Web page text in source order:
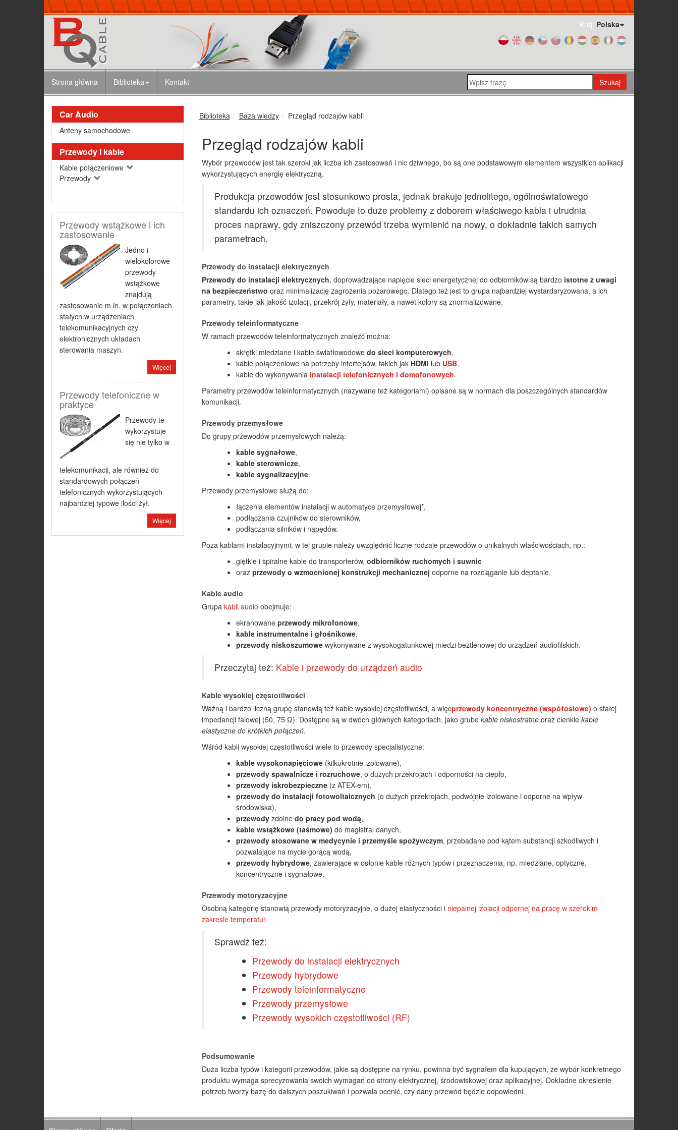
Kraj: Polska
Strona główna Biblioteka Kontakt Szukaj
Car Audio
Anteny samochodowe
Przewody i kable
Kable połączeniowe
Przewody
Przewody wstążkowe i ich
zastosowanie
Jedno i
wielokolorowe
przewody
wstążkowe
znajdują
zastosowanie m.in. w połączeniach
stałych w urządzeniach
telekomunikacyjnych czy
elektronicznych układach
sterowania maszyn.
Więcej
Przewody telefoniczne w
praktyce
Przewody te
wykorzystuje
się nie tylko w
telekomunikacji, ale również do
standardowych połączeń
telefonicznych wykorzystujących
najbardziej typowe ilości żył.
Więcej
Biblioteka Baza wiedzy Przegląd rodzajów kabli
Przegląd rodzajów kabli
Wybór przewodów jest tak szeroki jak liczba ich zastosowań i nic dziwnego, bo są one podstawowym elementem wszystkich aplikacji
wykorzystujących energię elektryczną.
Produkcja przewodów jest stosunkowo prosta, jednak brakuje jednolitego, ogólnoświatowego
standardu ich oznaczeń. Powoduje to duże problemy z doborem właściwego kabla i utrudnia
proces naprawy, gdy zniszczony przewód trzeba wymienić na nowy, o dokładnie takich samych
parametrach.
Przewody do instalacji elektrycznych
Przewody do instalacji elektrycznych, doprowadzające napięcie sieci energetycznej do odbiorników są bardzo istotne z uwagi
na bezpieczeństwo oraz minimalizację zagrożenia pożarowego. Dlatego też jest to grupa najbardziej wystardaryzowana, a ich
parametry, takie jak jakość izolacji, przekrój żyły, materiały, a nawet kolory są znormalizowane.
Przewody teleinformatyczne
W ramach przewodów teleinformatycznych znaleźć można:
skrętki miedziane i kable światłowodowe do sieci komputerowych,
kable połączeniowe na potrzeby interfejsów, takich jak HDMI lub USB,
kable do wykonywania instalacji telefonicznych i domofonowych.
Parametry przewodów teleinformatycznych (nazywane też kategoriami) opisane są w normach dla poszczególnych standardów
komunikacji.
Przewody przemysłowe
Do grupy przewodów przemysłowych należą:
kable sygnałowe,
kable sterownicze,
kable sygnalizacyjne.
Przewody przemysłowe służą do:
łączenia elementów instalacji w automatyce przemysłowej*,
podłączania czujników do sterowników,
podłączania silników i napędów.
Poza kablami instalacyjnymi, w tej grupie należy uwzględnić liczne rodzaje przewodów o unikalnych właściwościach, np.:
giętkie i spiralne kable do transporterów, odbiorników ruchomych i suwnic
oraz przewody o wzmocnionej konstrukcji mechanicznej odporne na rozciąganie lub deptanie.
Kable audio
Grupa kabli audio obejmuje:
ekranowane przewody mikrofonowe,
kable instrumentalne i głośnikowe,
przewody niskoszumowewykonywane z wysokogatunkowej miedzi beztlenowej do urządzeń audiofilskich.
Przeczytaj też: Kable i przewody do urządzeń audio
Kable wysokiej częstotliwości
Ważną i bardzo liczną grupę stanowią też kable wysokiej częstotliwości, a więcprzewody koncentryczne (współosiowe) o stałej
impedancji falowej (50, 75 Ω). Dostępne są w dwóch głównych kategoriach, jako grube kable niskostratneoraz cienkie kable
elastyczne do krótkich połączeń.
Wśród kabli wysokiej częstotliwości wiele to przewody specjalistyczne:
kable wysokonapięciowe(kilkukrotnie izolowane),
przewody spawalnicze i rozruchowe, o dużych przekrojach i odporności na ciepło,
przewody iskrobezpieczne(z ATEX-em),
przewody do instalacji fotowoltaicznych (o dużych przekrojach, podwójnie izolowane i odporne na wpływ
środowiska),
przewodyzdolne do pracy pod wodą,
kable wstążkowe (taśmowe) do magistral danych,
przewody stosowane w medycynie i przemyśle spożywczym, przebadane pod kątem substancji szkodliwych i
pozwalające na mycie gorącą wodą,
przewody hybrydowe, zawierające w osłonie kable różnych typów i przeznaczenia, np. miedziane, optyczne,
koncentryczne i sygnałowe.
Przewody motoryzacyjne
Osobną kategorię stanowią przewody motoryzacyjne, o dużej elastyczności i niepalnej izolacji odpornej na pracę w szerokim
zakresie temperatur.
Sprawdź też:
Przewody do instalacji elektrycznych
Przewody hybrydowe
Przewody teleinformatyczne
Przewody przemysłowe
Przewody wysokich częstotliwości (RF)
Podsumowanie
Duża liczba typów i kategorii przewodów, jakie są dostępne na rynku, powinna być sygnałem dla kupujących, że wybór konkretnego
produktu wymaga sprecyzowania swoich wymagań od strony elektrycznej, środowiskowej oraz aplikacyjnej. Dokładne określenie
potrzeb tworzy bazę do dalszych poszukiwań i pozwala ocenić, czy dany przewód będzie odpowiedni.